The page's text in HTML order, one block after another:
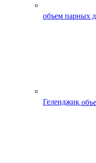
объем парных
Геленджик